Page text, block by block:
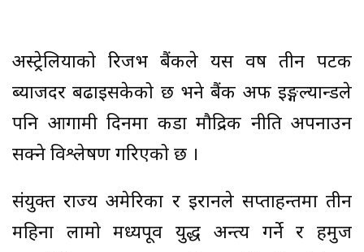
अस्ट्रेलियाको रिजर्भ बैंकले यस वर्ष तीन पटक
ब्याजदर बढाइसकेको छ भने बैंक अफ इङ्गल्यान्डले
पनि आगामी दिनमा कडा मौद्रिक नीति अपनाउन
सक्ने विश्लेषण गरिएको छ ।
संयुक्त राज्य अमेरिका र इरानले सप्ताहन्तमा तीन
महिना लामो मध्यपूर्व युद्ध अन्त्य गर्ने र हर्मुज